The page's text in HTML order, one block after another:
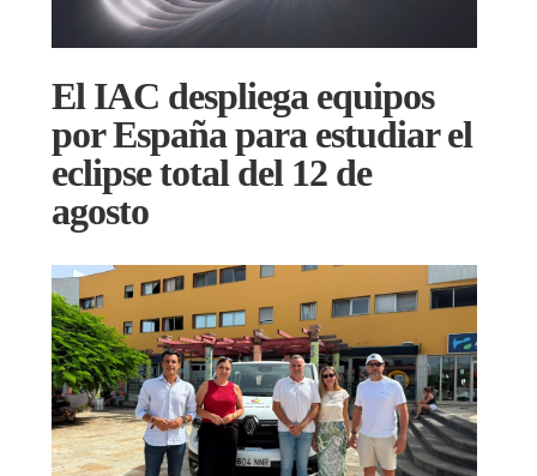
El IAC despliega equipos
por España para estudiar el
eclipse total del 12 de
agosto